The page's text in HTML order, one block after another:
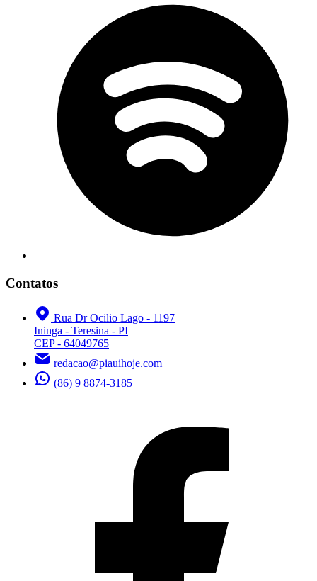
Contatos
Rua Dr Ocilio Lago - 1197
Ininga - Teresina - PI
CEP - 64049765
redacao@piauihoje.com
(86) 9 8874-3185